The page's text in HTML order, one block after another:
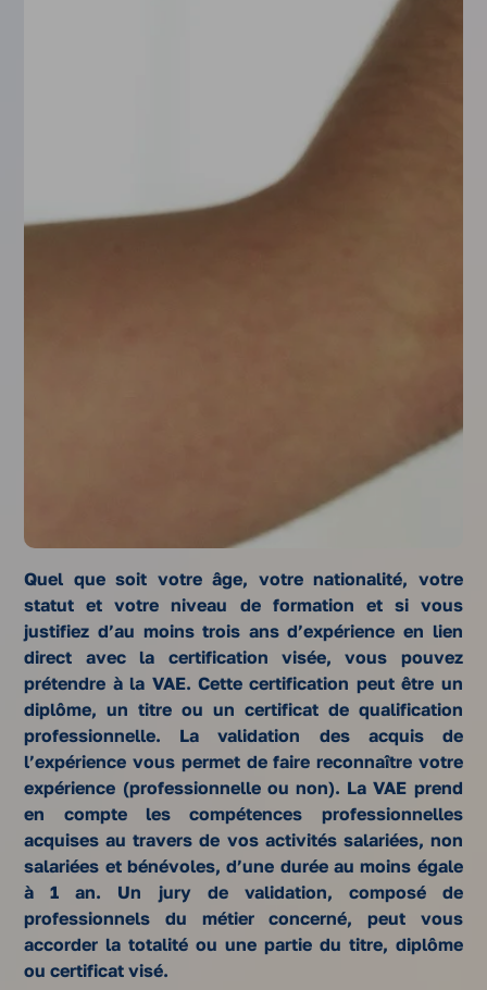
Quel que soit votre âge, votre nationalité, votre
statut et votre niveau de formation et si vous
justifiez d’au moins trois ans d’expérience en lien
direct avec la certification visée, vous pouvez
prétendre à la VAE. Cette certification peut être un
diplôme, un titre ou un certificat de qualification
professionnelle. La validation des acquis de
l’expérience vous permet de faire reconnaître votre
expérience (professionnelle ou non). La VAE prend
en compte les compétences professionnelles
acquises au travers de vos activités salariées, non
salariées et bénévoles, d’une durée au moins égale
à 1 an. Un jury de validation, composé de
professionnels du métier concerné, peut vous
accorder la totalité ou une partie du titre, diplôme
ou certificat visé.